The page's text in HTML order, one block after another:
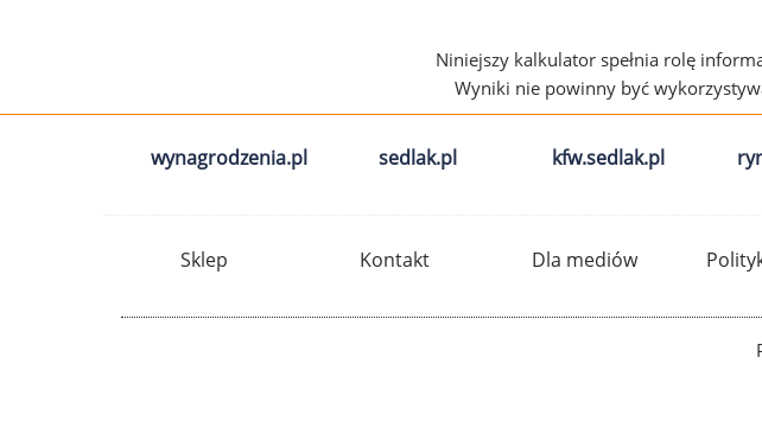
Niniejszy kalkulator spełnia rolę
Wyniki nie powinny być
wynagrodzenia.pl sedlak.pl kfw.sedlak.pl
Sklep Kontakt Dla mediów